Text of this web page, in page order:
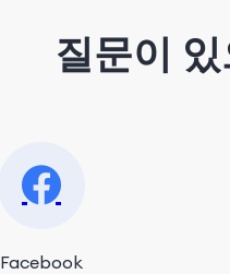
질문이
Facebook